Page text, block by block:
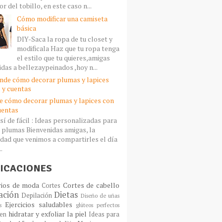
del tobillo, en este caso n...
Cómo modificar una camiseta
básica
DIY-Saca la ropa de tu closet y
modificala Haz que tu ropa tenga
el estilo que tu quieres,amigas
a bellezaypeinados ,hoy n...
cómo decorar plumas y lapices con
de fácil : Ideas personalizadas para
Bienvenidas amigas, la
que venimos a compartirles el día
de moda Cortes Cortes de cabello
Depilación Dietas Diseño de uñas
Ejercicios saludables glúteos perfectos
hidratar y exfoliar la piel Ideas para